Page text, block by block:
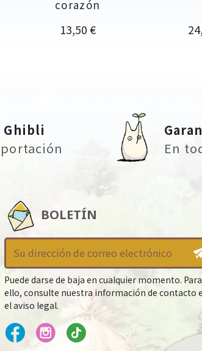
corazón
Precio
13,50 €
En
BOLETÍN
Puede darse de baja en cualquier momento. Para
ello, consulte nuestra información de contacto
el aviso legal.